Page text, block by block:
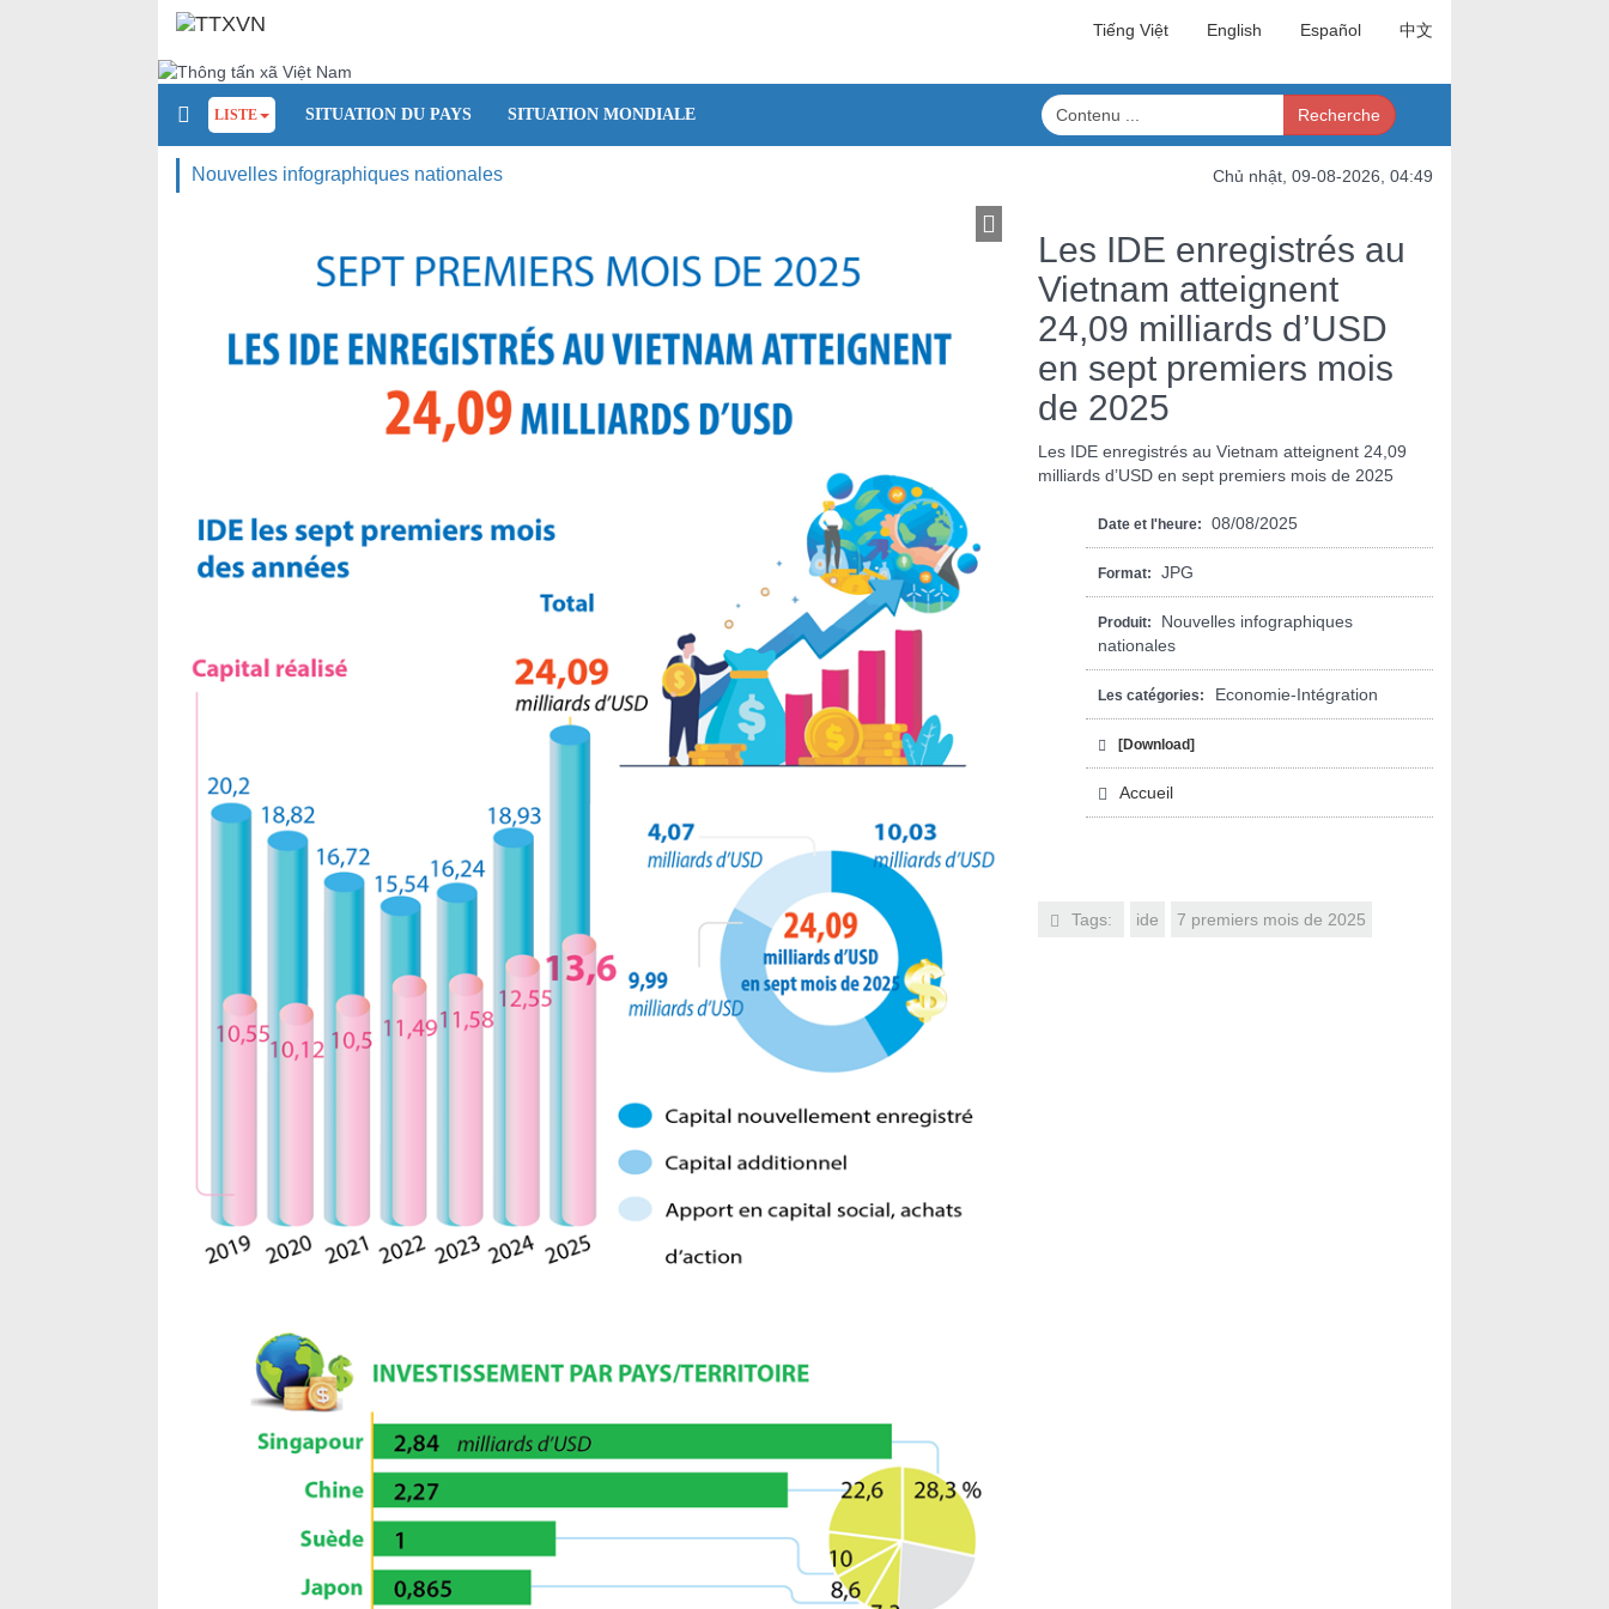
Tiếng Việt English Español 中文
LISTE SITUATION DU PAYS SITUATION MONDIALE Recherche
Nouvelles infographiques nationales Chủ nhật, 09-08-2026, 04:49
Les IDE enregistrés au
Vietnam atteignent
24,09 milliards d’USD
en sept premiers mois
de 2025
Les IDE enregistrés au Vietnam atteignent 24,09
milliards d’USD en sept premiers mois de 2025
Date et l'heure: 08/08/2025
Format: JPG
Produit:
Nouvelles infographiques
nationales
Les catégories: Economie-Intégration
[Download]
Accueil
Tags: ide 7 premiers mois de 2025